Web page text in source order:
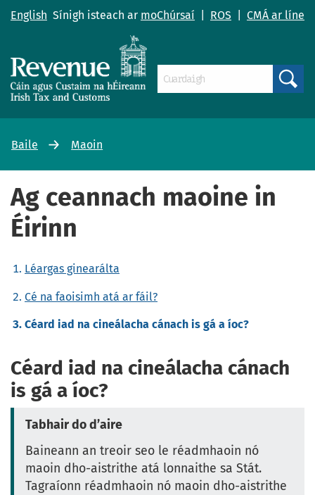
English Sínigh isteach ar moChúrsaí ROS CMÁ ar líne
Baile Maoin
Ag ceannach maoine in
Éirinn
Léargas ginearálta
Cé na faoisimh atá ar fáil?
Céard iad na cineálacha cánach is gá a íoc?
Céard iad na cineálacha cánach
is gá a íoc?
Tabhair do d’aire
Baineann an treoir seo le réadmhaoin nó
maoin dho-aistrithe atá lonnaithe sa Stát.
Tagraíonn réadmhaoin nó maoin dho-aistrithe